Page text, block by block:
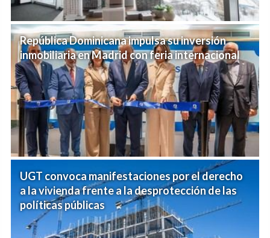
República Dominicana impulsa su inversión
inmobiliaria en Madrid con feria internacional
UGT convoca manifestaciones por el derecho
a la vivienda frente a la desprotección de las
políticas públicas